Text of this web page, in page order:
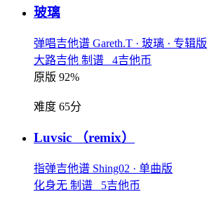
玻璃
弹唱吉他谱 Gareth.T · 玻璃 · 专辑版
大路吉他 制谱 4吉他币
原版 92%
难度 65分
Luvsic （remix）
指弹吉他谱 Shing02 · 单曲版
化身无 制谱 5吉他币